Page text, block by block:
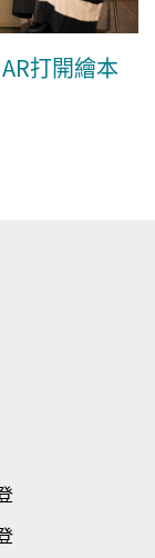
打開繪本